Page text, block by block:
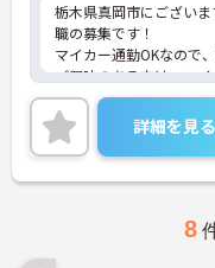
栃木県真岡市にござい
職の募集です！
マイカー通勤OKなので
ご興味のある方は、マ
せください。
詳細を見る
8